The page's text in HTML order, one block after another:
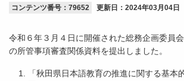
コンテンツ番号：79652 更新日： 2024年03月04日
令和６年３月４日に開催された総務企画委員
の所管事項審査関係資料を提出しました。
「秋田県日本語教育の推進に関する基本